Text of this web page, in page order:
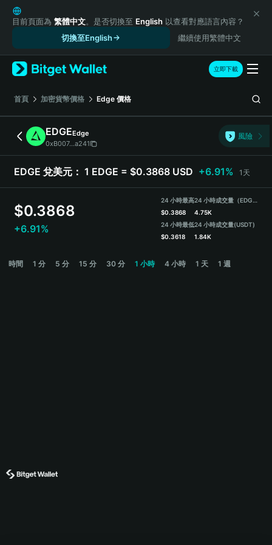
English
日本語
Русский
Español (Latinoamérica)
Türkçe
Italiano
Deutsch
简体中文
繁體中文
Português (Portugal)
हिन्दी
Español (Argentina)
目前頁面為 繁體中文。是否切換至 English 以查看對應語言內容？
切換至English
繼續使用繁體中文
立即下載
首頁 加密貨幣價格 Edge 價格
EDGEEdge
0xB007...a241
風險
EDGE 兌美元： 1 EDGE = $0.3868 USD +6.91% 1天
$0.3868
+6.91%
24 小時最高
$0.3868
24 小時最低
$0.3618
24 小時成交量（EDGE）
4.75K
24 小時成交量(USDT)
1.84K
時間 1 分 5 分 15 分 30 分 1 小時 4 小時 1 天 1 週